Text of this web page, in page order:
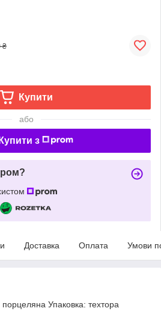
₴
Купити
або
Купити з
Доставка Оплата Умови
Упаковка: техтора